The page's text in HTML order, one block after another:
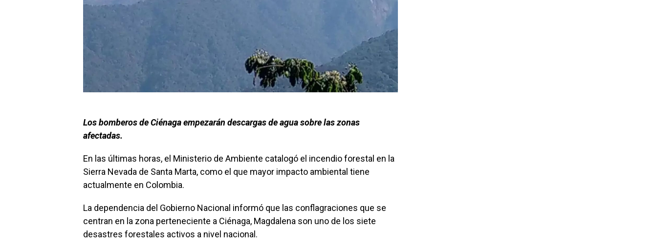
Los bomberos de Ciénaga empezarán descargas de agua sobre las zonas
afectadas.
En las últimas horas, el Ministerio de Ambiente catalogó el incendio forestal en la
Sierra Nevada de Santa Marta, como el que mayor impacto ambiental tiene
actualmente en Colombia.
La dependencia del Gobierno Nacional informó que las conflagraciones que se
centran en la zona perteneciente a Ciénaga, Magdalena son uno de los siete
desastres forestales activos a nivel nacional.